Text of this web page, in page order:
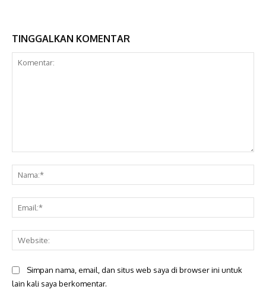
TINGGALKAN KOMENTAR
Simpan nama, email, dan situs web saya di browser ini untuk
lain kali saya berkomentar.